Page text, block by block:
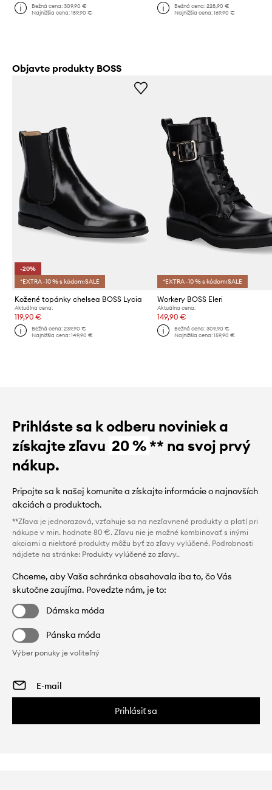
Bežná cena:309,90 €
Najnižšia cena:159,90 €
Bežná cena: 228,90 €
Najnižšia cena: 169,90 €
Objavte produkty BOSS
-20%
*EXTRA -10 % s kódom:SALE
Kožené topánky chelsea BOSS Lycia
Aktuálna cena:
119,90 €
Bežná cena:239,90 €
Najnižšia cena:149,90 €
*EXTRA -10 % s kódom:SALE
Workery BOSS Eleri
Aktuálna cena:
149,90 €
Bežná cena: 309,90 €
Najnižšia cena: 159,90 €
Prihláste sa k odberu noviniek a
získajte zľavu 20 %** na svoj prvý
nákup.
Pripojte sa k našej komunite a získajte informácie o najnovších
akciách a produktoch.
**Zľava je jednorazová, vzťahuje sa na nezľavnené produkty a platí pri
nákupe v min. hodnote 80 €. Zľavu nie je možné kombinovať s inými
akciami a niektoré produkty môžu byť zo zľavy vylúčené. Podrobnosti
nájdete na stránke: Produkty vylúčené zo zľavy..
Chceme, aby Vaša schránka obsahovala iba to, čo Vás
skutočne zaujíma. Povedzte nám, je to:
Dámska móda
Pánska móda
Výber ponuky je voliteľný
Prihlásiť sa